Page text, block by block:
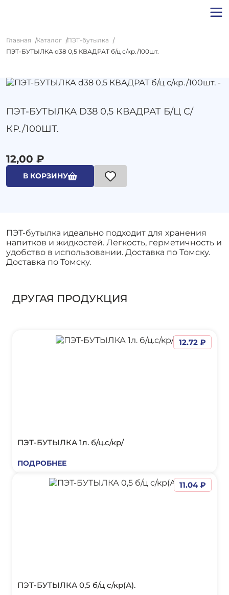
Главная Каталог
ПЭТ-бутылка
ПЭТ-БУТЫЛКА d38 0,5 КВАДРАТ б/ц с/кр./100шт.
ПЭТ-БУТЫЛКА D38 0,5 КВАДРАТ Б/Ц С/
КР./100ШТ.
12,00 ₽
В КОРЗИНУ
ПЭТ-бутылка идеально подходит для хранения
напитков и жидкостей. Легкость, герметичность и
удобство в использовании. Доставка по Томску.
Доставка по Томску.
ДРУГАЯ ПРОДУКЦИЯ
ПЭТ-БУТЫЛКА 1л. б/ц.с/кр/
ПОДРОБНЕЕ
12.72 ₽
ПЭТ-БУТЫЛКА 0,5 б/ц с/кр(А).
11.04 ₽